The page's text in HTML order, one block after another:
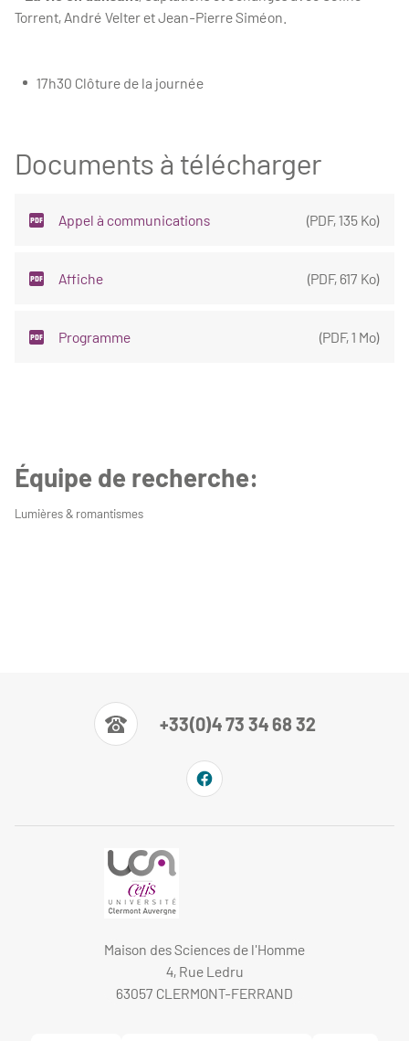
Torrent, André Velter et Jean-Pierre Siméon.
17h30 Clôture de la journée
Documents à télécharger
Appel à communications (PDF,135 Ko)
Affiche (PDF, 617 Ko)
Programme (PDF,1 Mo)
Équipe de recherche:
Lumières & romantismes
+33(0)4 73 34 68 32
Maison des Sciences de l'Homme
4, Rue Ledru
63057 CLERMONT-FERRAND